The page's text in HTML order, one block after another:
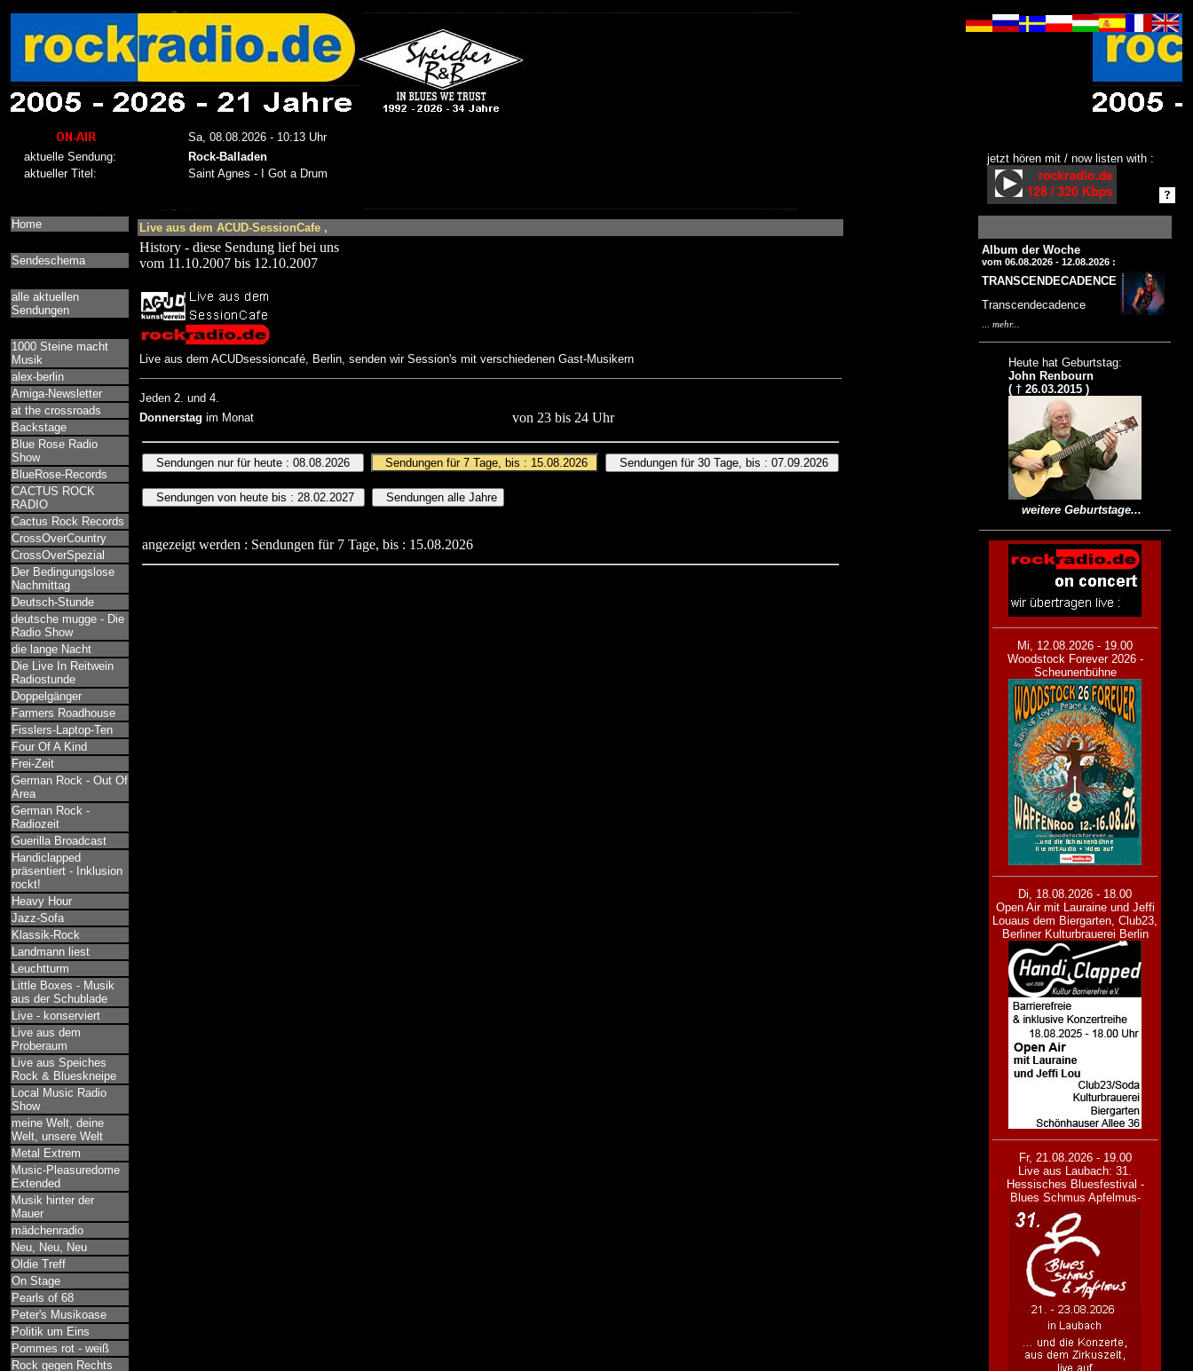
jetzt hören mit / now listen with :
Home
Sendeschema
alle aktuellen
Sendungen
1000 Steine macht
Musik
alex-berlin
Amiga-Newsletter
at the crossroads
Backstage
Blue Rose Radio
Show
BlueRose-Records
CACTUS ROCK
RADIO
Cactus Rock Records
CrossOverCountry
CrossOverSpezial
Der Bedingungslose
Nachmittag
Deutsch-Stunde
deutsche mugge - Die
Radio Show
die lange Nacht
Die Live In Reitwein
Radiostunde
Doppelgänger
Farmers Roadhouse
Fisslers-Laptop-Ten
Four Of A Kind
Frei-Zeit
German Rock - Out Of
Area
German Rock -
Radiozeit
Guerilla Broadcast
Handiclapped
präsentiert - Inklusion
rockt!
Heavy Hour
Jazz-Sofa
Klassik-Rock
Landmann liest
Leuchtturm
Little Boxes - Musik
aus der Schublade
Live - konserviert
Live aus dem
Proberaum
Live aus Speiches
Rock & Blueskneipe
Local Music Radio
Show
meine Welt, deine
Welt, unsere Welt
Metal Extrem
Music-Pleasuredome
Extended
Musik hinter der
Mauer
mädchenradio
Neu, Neu, Neu
Oldie Treff
On Stage
Pearls of 68
Peter's Musikoase
Politik um Eins
Pommes rot - weiß
Rock gegen Rechts
Live aus dem ACUD-SessionCafe ,
History - diese Sendung lief bei uns
vom 11.10.2007 bis 12.10.2007
Live aus dem ACUDsessioncafé, Berlin, senden wir Session's mit verschiedenen Gast-Musikern
Jeden 2. und 4.
Donnerstag im Monat von 23 bis 24 Uhr
angezeigt werden : Sendungen für 7 Tage, bis : 15.08.2026
Album der Woche
vom 06.08.2026 - 12.08.2026 :
TRANSCENDECADENCE
Transcendecadence
mehr...
Heute hat Geburtstag:
John Renbourn
( † 26.03.2015 )
weitere Geburtstage...
Mi, 12.08.2026 - 19.00
Woodstock Forever 2026 -
Scheunenbühne
Di, 18.08.2026 - 18.00
Open Air mit Lauraine und Jeffi
Louaus dem Biergarten, Club23,
Berliner Kulturbrauerei Berlin
Fr, 21.08.2026 - 19.00
Live aus Laubach: 31.
Hessisches Bluesfestival -
Blues Schmus Apfelmus-